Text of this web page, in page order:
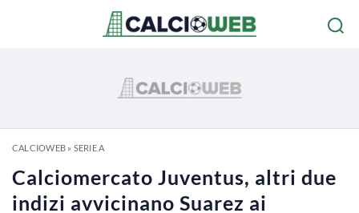
CALCIOWEB» SERIE A
Calciomercato Juventus, altri due
indizi avvicinano Suarez ai